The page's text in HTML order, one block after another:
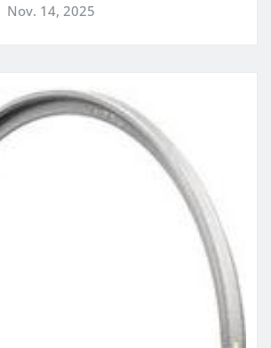
Nov. 14, 2025